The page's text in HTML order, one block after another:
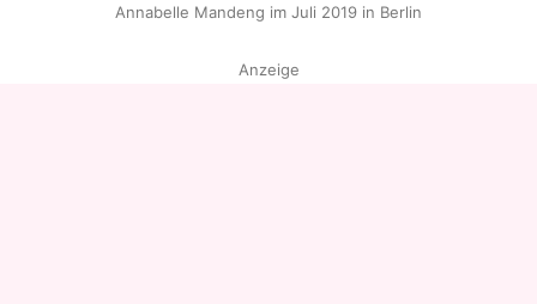
Annabelle Mandeng im Juli 2019 in Berlin
Anzeige